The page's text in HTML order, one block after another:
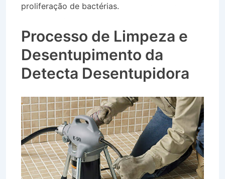
proliferação de bactérias.
Processo de Limpeza e
Desentupimento da
Detecta Desentupidora